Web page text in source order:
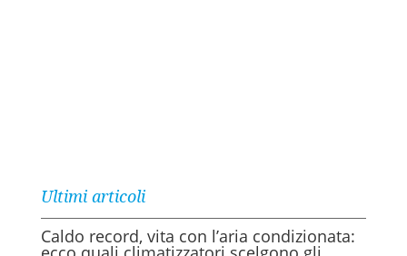
Ultimi articoli
Caldo record, vita con l’aria condizionata: